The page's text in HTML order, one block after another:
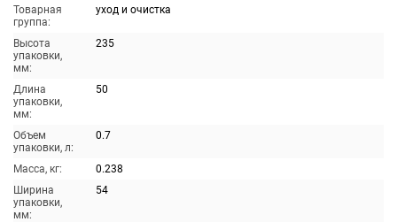
Товарная
группа:
уход и очистка
Высота
упаковки,
мм:
235
Длина
упаковки,
мм:
50
Объем
упаковки, л:
0.7
Масса, кг:
0.238
Ширина
упаковки,
мм:
54